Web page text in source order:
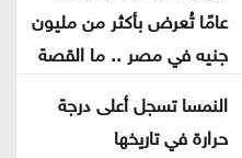
لتنفيذ اتفاق
به
عامًا تُعرض بأكثر من مليون
جنيه في مصر .. ما القصة
النمسا تسجل أعلى درجة
حرارة في تاريخها